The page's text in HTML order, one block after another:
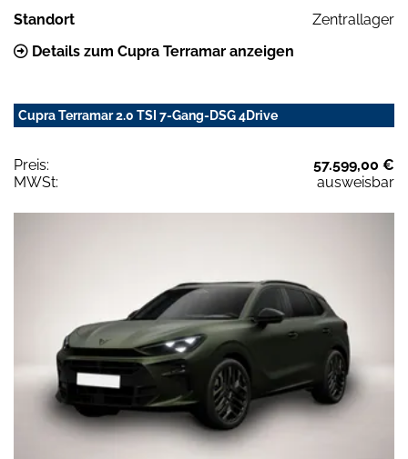
Standort
Zentrallager
Details zum Cupra Terramar anzeigen
Cupra Terramar 2.0 TSI 7-Gang-DSG 4Drive
Preis:
57.599,00 €
MWSt:
ausweisbar